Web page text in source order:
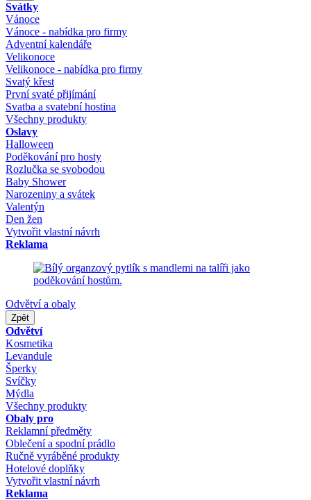
Svátky
Vánoce
Vánoce - nabídka pro firmy
Adventní kalendáře
Velikonoce
Velikonoce - nabídka pro firmy
Svatý křest
První svaté přijímání
Svatba a svatební hostina
Všechny produkty
Oslavy
Halloween
Poděkování pro hosty
Rozlučka se svobodou
Baby Shower
Narozeniny a svátek
Valentýn
Den žen
Vytvořit vlastní návrh
Reklama
Odvětví a obaly
Zpět
Odvětví
Kosmetika
Levandule
Šperky
Svíčky
Mýdla
Všechny produkty
Obaly pro
Reklamní předměty
Oblečení a spodní prádlo
Ručně vyráběné produkty
Hotelové doplňky
Vytvořit vlastní návrh
Reklama